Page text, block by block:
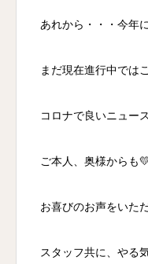
あれから・・・今年
まだ現在進行中では
コロナで良いニュー
ご本人、奥様からも
お喜びのお声をいた
スタッフ共に、やる